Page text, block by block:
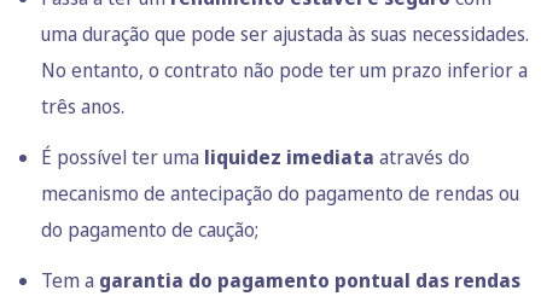
uma duração que pode ser ajustada às suas necessidades.
No entanto, o contrato não pode ter um prazo inferior a
três anos.
É possível ter uma liquidez imediata através do
mecanismo de antecipação do pagamento de rendas ou
do pagamento de caução;
Tem a garantia do pagamento pontual das rendas